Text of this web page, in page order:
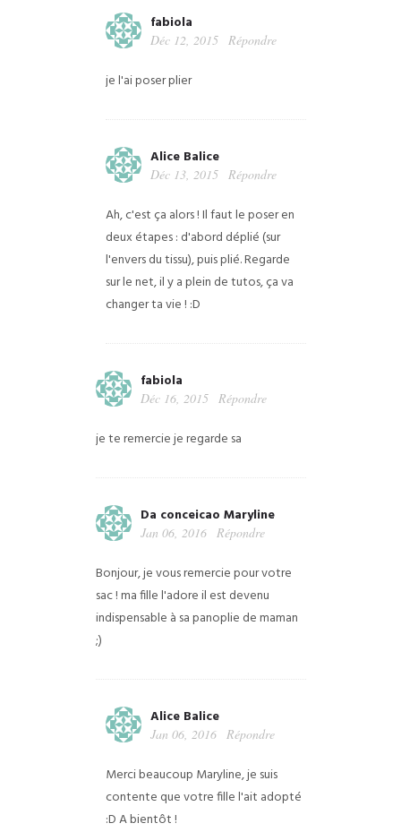
fabiola
Déc 12, 2015 Répondre
je l'ai poser plier
Alice Balice
Déc 13, 2015 Répondre
Ah, c'est ça alors ! Il faut le poser en
deux étapes : d'abord déplié (sur
l'envers du tissu), puis plié. Regarde
sur le net, il y a plein de tutos, ça va
changer ta vie ! :D
fabiola
Déc 16, 2015 Répondre
je te remercie je regarde sa
Da conceicao Maryline
Jan 06, 2016 Répondre
Bonjour, je vous remercie pour votre
sac ! ma fille l'adore il est devenu
indispensable à sa panoplie de maman
;)
Alice Balice
Jan 06, 2016 Répondre
Merci beaucoup Maryline, je suis
contente que votre fille l'ait adopté
:D A bientôt !